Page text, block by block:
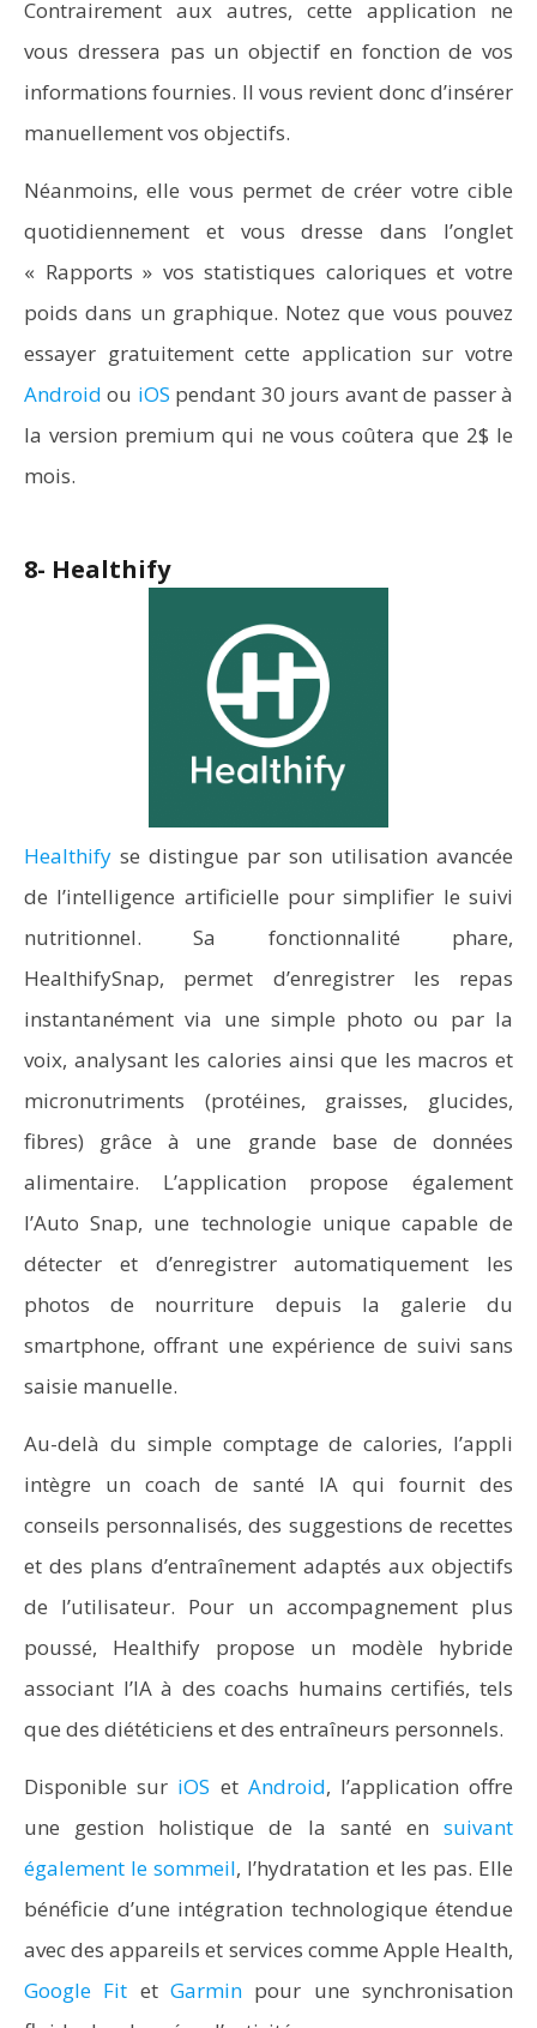
Contrairement aux autres, cette application ne
vous dressera pas un objectif en fonction de vos
informations fournies. Il vous revient donc d’insérer
manuellement vos objectifs.
Néanmoins, elle vous permet de créer votre cible
quotidiennement et vous dresse dans l’onglet
« Rapports » vos statistiques caloriques et votre
poids dans un graphique. Notez que vous pouvez
essayer gratuitement cette application sur votre
Android ou iOS pendant 30 jours avant de passer à
la version premium qui ne vous coûtera que 2$ le
mois.
8- Healthify
Healthify se distingue par son utilisation avancée
de l’intelligence artificielle pour simplifier le suivi
nutritionnel. Sa fonctionnalité phare,
HealthifySnap, permet d’enregistrer les repas
instantanément via une simple photo ou par la
voix, analysant les calories ainsi que les macros et
micronutriments (protéines, graisses, glucides,
fibres) grâce à une grande base de données
alimentaire. L’application propose également
l’Auto Snap, une technologie unique capable de
détecter et d’enregistrer automatiquement les
photos de nourriture depuis la galerie du
smartphone, offrant une expérience de suivi sans
saisie manuelle.
Au-delà du simple comptage de calories, l’appli
intègre un coach de santé IA qui fournit des
conseils personnalisés, des suggestions de recettes
et des plans d’entraînement adaptés aux objectifs
de l’utilisateur. Pour un accompagnement plus
poussé, Healthify propose un modèle hybride
associant l’IA à des coachs humains certifiés, tels
que des diététiciens et des entraîneurs personnels.
Disponible sur iOS et Android, l’application offre
une gestion holistique de la santé en suivant
également le sommeil, l’hydratation et les pas. Elle
bénéficie d’une intégration technologique étendue
avec des appareils et services comme Apple Health,
Google Fit etGarmin pour une synchronisation